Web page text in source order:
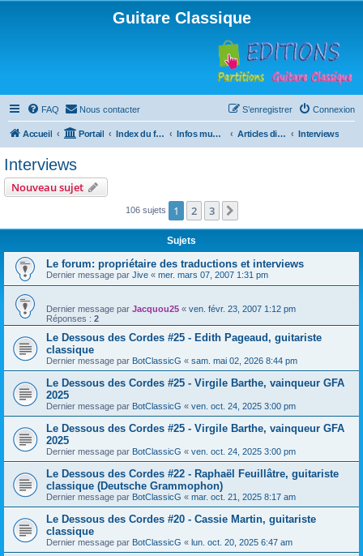
Guitare Classique
FAQ Nous contacter Connexion
S’enregistrer
Accueil Portail Index du forum Infos musicales Articles divers Interviews
Interviews
Nouveau sujet
106 sujets 1 2 3
Sujets
Le forum: propriétaire des traductions et interviews
Dernier message par Jive « mer. mars 07, 2007 1:31 pm
Dernier message par Jacquou25 « ven. févr. 23, 2007 1:12 pm
Réponses : 2
Le Dessous des Cordes #25 - Edith Pageaud, guitariste
classique
Dernier message par BotClassicG « sam. mai 02, 2026 8:44 pm
Le Dessous des Cordes #25 - Virgile Barthe, vainqueur GFA
2025
Dernier message par BotClassicG « ven. oct. 24, 2025 3:00 pm
Le Dessous des Cordes #25 - Virgile Barthe, vainqueur GFA
2025
Dernier message par BotClassicG « ven. oct. 24, 2025 3:00 pm
Le Dessous des Cordes #22 - Raphaël Feuillâtre, guitariste
classique (Deutsche Grammophon)
Dernier message par BotClassicG « mar. oct. 21, 2025 8:17 am
Le Dessous des Cordes #20 - Cassie Martin, guitariste
classique
Dernier message par BotClassicG « lun. oct. 20, 2025 6:47 am